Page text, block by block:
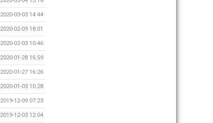
2020-03-03 14:44
2020-02-09 18:01
2020-02-03 10:46
2020-01-28 16:59
2020-01-27 16:26
2020-01-03 10:28
2019-12-09 07:23
2019-12-03 12:04